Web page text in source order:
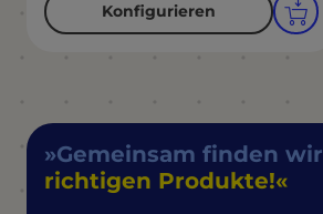
Konfigurieren
Gemeinsam finden wir
richtigen Produkte!